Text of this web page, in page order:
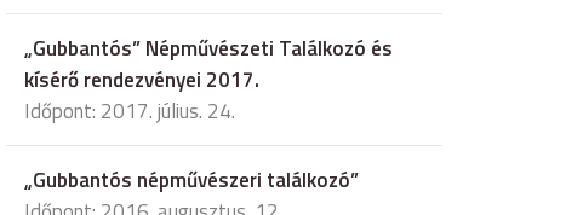
„Gubbantós” Népművészeti Találkozó és
kísérő rendezvényei 2017.
Időpont: 2017. július. 24.
„Gubbantós népművészeri találkozó”